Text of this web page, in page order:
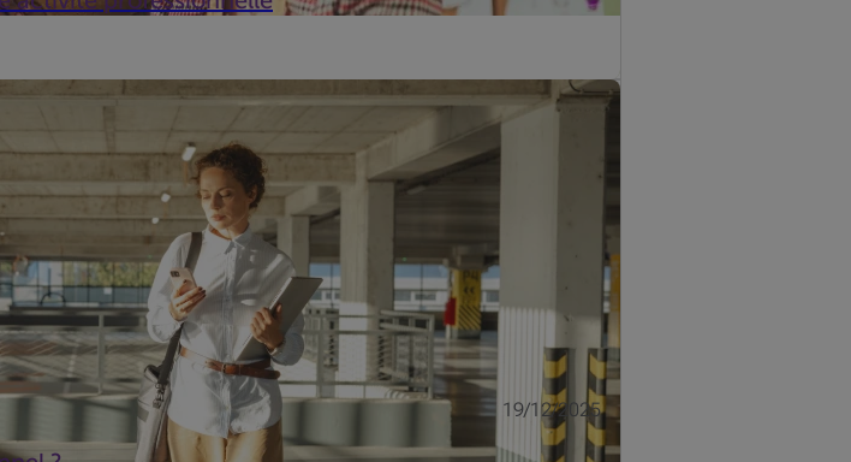
19/12/2025
profession libérale, la mobilité est un pilier essentiel de votre
et une form...